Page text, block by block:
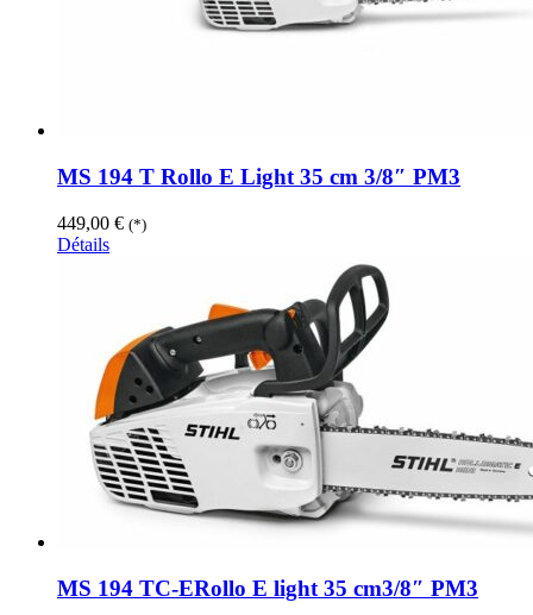
MS 194 T Rollo E Light 35 cm 3/8″ PM3
449,00 € (*)
Détails
MS 194 TC-ERollo E light 35 cm3/8″ PM3